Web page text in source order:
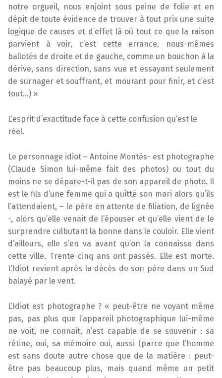
notre orgueil, nous enjoint sous peine de folie et en
dépit de toute évidence de trouver à tout prix une suite
logique de causes et d’effet là où tout ce que la raison
parvient à voir, c’est cette errance, nous-mêmes
ballotés de droite et de gauche, comme un bouchon à la
dérive, sans direction, sans vue et essayant seulement
de surnager et souffrant, et mourant pour finir, et c’est
tout…) »
L’esprit d’exactitude face à cette confusion qu’est le
réel.
Le personnage idiot – Antoine Montès- est photographe
(Claude Simon lui-même fait des photos) ou tout du
moins ne se dépare-t-il pas de son appareil de photo. Il
est le fils d’une femme qui a quitté son mari alors qu’ils
l’attendaient, – le père en attente de filiation, de lignée
-, alors qu’elle venait de l’épouser et qu’elle vient de le
surprendre culbutant la bonne dans le couloir. Elle vient
d’ailleurs, elle s’en va avant qu’on la connaisse dans
cette ville. Trente-cinq ans ont passés. Elle est morte.
L’Idiot revient après la décès de son père dans un Sud
balayé par le vent.
L’Idiot est photographe ? « peut-être ne voyant même
pas, pas plus que l’appareil photographique lui-même
ne voit, ne connait, n’est capable de se souvenir : sa
rétine, oui, sa mémoire oui, aussi (parce que l’homme
est sans doute autre chose que de la matière : peut-
être pas beaucoup plus, mais quand même un petit